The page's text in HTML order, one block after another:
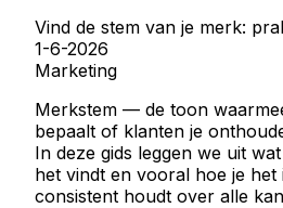
Vind de stem van je merk:
1-6-2026
Marketing
Merkstem — de toon
bepaalt of klanten je
In deze gids leggen we uit
het vindt en vooral hoe je het
consistent houdt over alle